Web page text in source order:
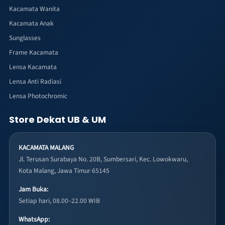
Kacamata Wanita
Kacamata Anak
Sunglasses
Frame Kacamata
Lensa Kacamata
Lensa Anti Radiasi
Lensa Photochromic
Store Dekat UB & UM
KACAMATA MALANG
Jl. Terusan Surabaya No. 20B, Sumbersari, Kec. Lowokwaru,
Kota Malang, Jawa Timur 65145
Jam Buka:
Setiap hari, 08.00–22.00 WIB
WhatsApp: